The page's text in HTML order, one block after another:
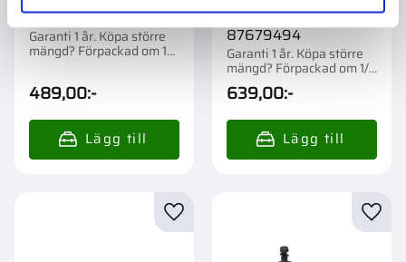
Oljefilter 47535939
Garanti 1 år. Köpa större
mängd? Förpackad om 1
489,00:-
Oljefilter Nh
87679494
Garanti 1 år. Köpa större
mängd? Förpackad om 1/
st.
639,00:-
Lägg till i favoriter